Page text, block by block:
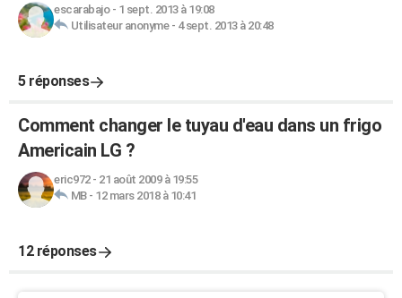
escarabajo- 1 sept. 2013 à 19:08
Utilisateur anonyme- 4 sept. 2013 à 20:48
5 réponses
Comment changer le tuyau d'eau dans un frigo
Americain LG ?
eric972- 21 août 2009 à 19:55
MB- 12 mars 2018 à 10:41
12 réponses